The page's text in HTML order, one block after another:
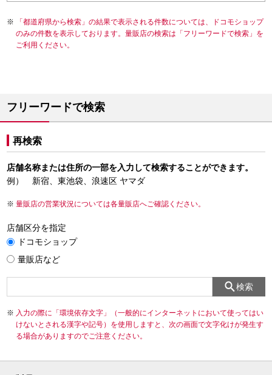
「都道府県から検索」の結果で表示される件数については、ドコモショップ
のみの件数を表示しております。量販店の検索は「フリーワードで検索」を
ご利用ください。
フリーワードで検索
再検索
店舗名称または住所の一部を入力して検索することができます。
例） 新宿、東池袋、浪速区 ヤマダ
量販店の営業状況については各量販店へご確認ください。
店舗区分を指定
ドコモショップ
量販店など
検索
入力の際に「環境依存文字」（一般的にインターネットにおいて使ってはい
けないとされる漢字や記号）を使用しますと、次の画面で文字化けが発生す
る場合がありますのでご注意ください。